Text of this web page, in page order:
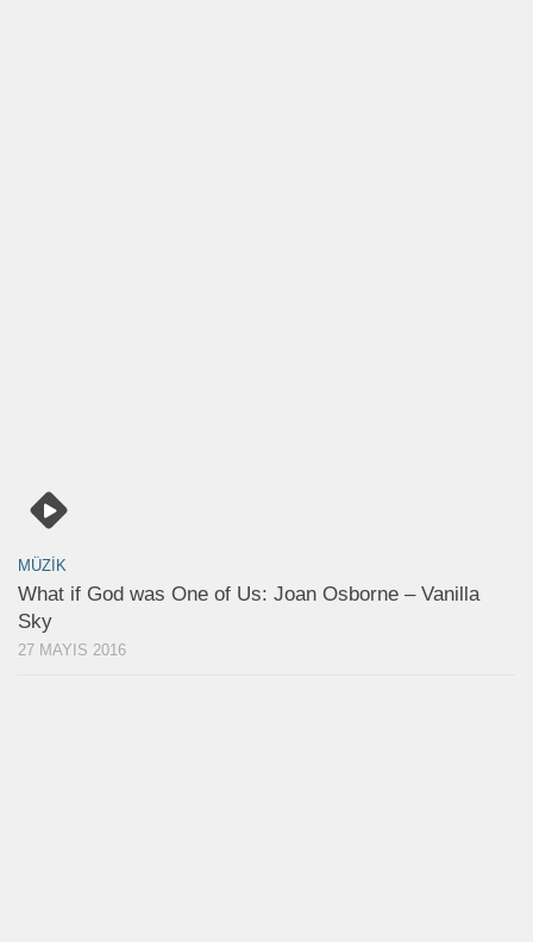
MÜZIK
What if God was One of Us: Joan Osborne – Vanilla
Sky
27 MAYIS 2016